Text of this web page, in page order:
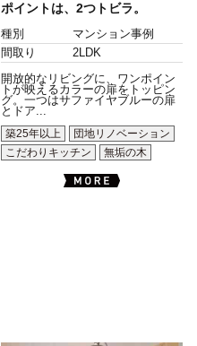
ポイントは、2つトビラ。
種別
マンション事例
間取り
2LDK
開放的なリビングに、ワンポイン
トが映えるカラーの扉をトッピン
グ。一つはサファイヤブルーの扉
とドア...
築25年以上
団地リノベーション
こだわりキッチン
無垢の木